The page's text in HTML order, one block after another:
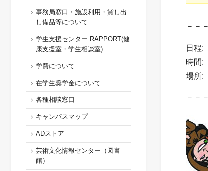
－－
日程:
時間:
場所:
－－
事務局窓口・施設利用・貸し出
し備品等について
学生支援センター RAPPORT(健
康支援室・学生相談室)
学費について
在学生奨学金について
各種相談窓口
キャンパスマップ
ADストア
芸術文化情報センター（図書
館）